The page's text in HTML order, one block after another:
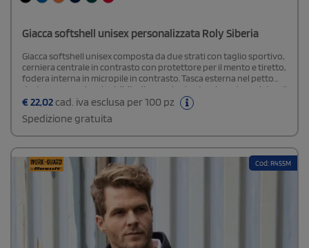
Giacca softshell unisex personalizzata Roly Siberia
Giacca softshell unisex composta da due strati con taglio sportivo,
cerniera centrale in contrasto con protettore per il mento e tiretto,
fodera interna in micropile in contrasto. Tasca esterna nel petto
destro con cerniera invisibile diagonale, due tasche esterne laterali
con cerniera invisibile.Tasca nella manica sinistra, bordo elastico in
tono nei polsini e nella parte inferiore, cappuccio estraibile con
fodera in micropile in contrasto. La giacca softshell SIBERIA è
progettata per proteggerti dal freddo mentre pratichi il tuo sport
conferiscono un design diverso e audace. Etichetta
rimovibile.Composizione: Esterno: 92% poliestere / 8% elastan,
Interno: 100% poliestere micropile extra-
caldoSpecifiche: Waterproof - Water Repellent
€ 22,02 cad. iva esclusa per 100 pz
Spedizione gratuita
Cod: R455M